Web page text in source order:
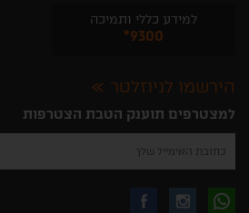
למידע כללי ותמיכה
*9300
הירשמו לניוזלטר
למצטרפים תוענק הטבת הצטרפות
להזין
שלך
לקבלת עקבו